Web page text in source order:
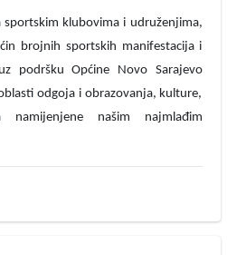
sportskim klubovima i udruženjima,
brojnih sportskih manifestacija i
podršku Općine Novo Sarajevo
odgoja i obrazovanja, kulture,
našim najmlađim